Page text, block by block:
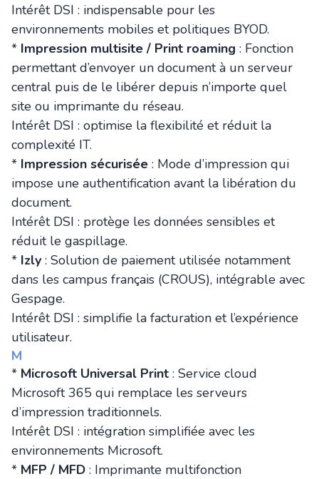
Intérêt DSI : indispensable pour les
environnements mobiles et politiques BYOD.
* Impression multisite / Print roaming : Fonction
permettant d’envoyer un document à un serveur
central puis de le libérer depuis n’importe quel
site ou imprimante du réseau.
Intérêt DSI : optimise la flexibilité et réduit la
complexité IT.
* Impression sécurisée : Mode d’impression qui
impose une authentification avant la libération du
document.
Intérêt DSI : protège les données sensibles et
réduit le gaspillage.
* Izly : Solution de paiement utilisée notamment
dans les campus français (CROUS), intégrable avec
Gespage.
Intérêt DSI : simplifie la facturation et l’expérience
utilisateur.
M
* Microsoft Universal Print : Service cloud
Microsoft 365 qui remplace les serveurs
d’impression traditionnels.
Intérêt DSI : intégration simplifiée avec les
environnements Microsoft.
* MFP / MFD : Imprimante multifonction